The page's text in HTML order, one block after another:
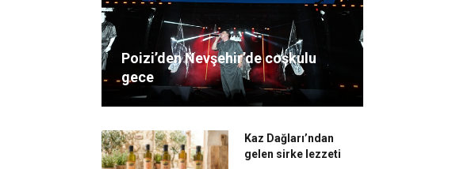
Poizi’den Nevşehir’de coşkulu
gece
Kaz Dağları’ndan
gelen sirke lezzeti